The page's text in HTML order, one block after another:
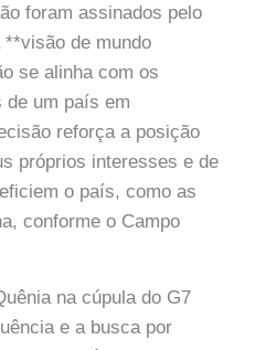
foram assinados pelo
de mundo
se alinha com os
de um país em
reforça a posição
próprios interesses e de
o país, como as
conforme o Campo
na cúpula do G7
e a busca por